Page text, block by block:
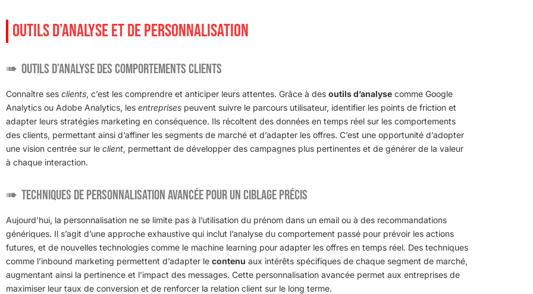
OUTILS D’ANALYSE ET DE PERSONNALISATION
Outils d’analyse des comportements clients
Connaître ses clients, c’est les comprendre et anticiper leurs attentes. Grâce à des outils d’analyse comme Google
Analytics ou Adobe Analytics, les entreprises peuvent suivre le parcours utilisateur, identifier les points de friction et
adapter leurs stratégies marketing en conséquence. Ils récoltent des données en temps réel sur les comportements
des clients, permettant ainsi d’affiner les segments de marché et d’adapter les offres. C’est une opportunité d’adopter
une vision centrée sur le client, permettant de développer des campagnes plus pertinentes et de générer de la valeur
à chaque interaction.
Techniques de personnalisation avancée pour un ciblage précis
Aujourd’hui, la personnalisation ne se limite pas à l’utilisation du prénom dans un email ou à des recommandations
génériques. Il s’agit d’une approche exhaustive qui inclut l’analyse du comportement passé pour prévoir les actions
futures, et de nouvelles technologies comme le machine learning pour adapter les offres en temps réel. Des techniques
comme l’inbound marketing permettent d’adapter le contenu aux intérêts spécifiques de chaque segment de marché,
augmentant ainsi la pertinence et l’impact des messages. Cette personnalisation avancée permet aux entreprises de
maximiser leur taux de conversion et de renforcer la relation client sur le long terme.